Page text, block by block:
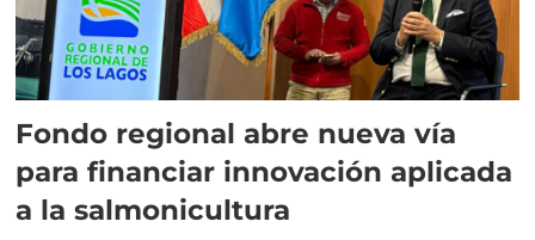
Fondo regional abre nueva vía
para financiar innovación aplicada
a la salmonicultura